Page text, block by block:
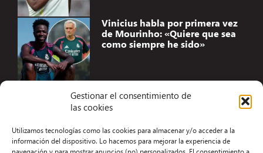
Gestionar el consentimiento de
las cookies
Utilizamos tecnologías como las cookies para almacenar y/o acceder a la
información del dispositivo. Lo hacemos para mejorar la experiencia de
Vinicius habla por primera vez
de Mourinho: «Quiere que sea
como siempre he sido»
Aviso Legal